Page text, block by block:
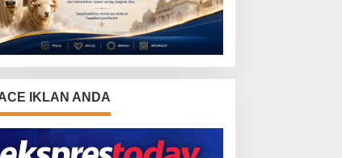
IKLAN ANDA